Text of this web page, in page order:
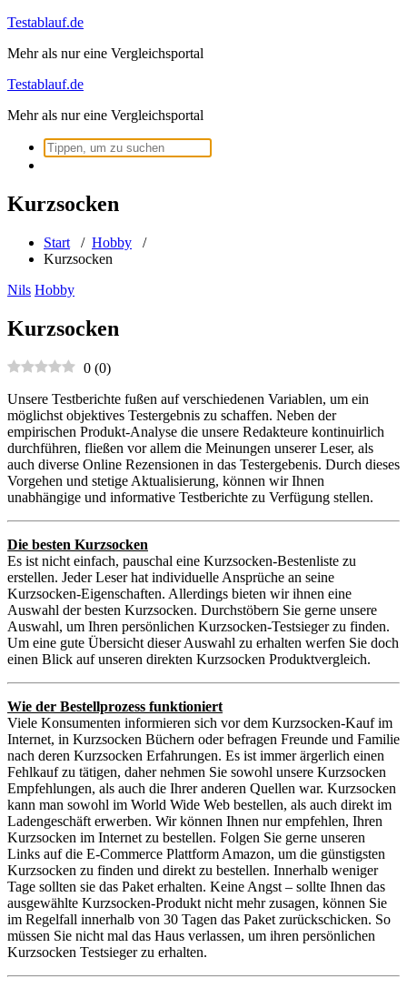
Zum
springen
Testablauf.de
Mehr als nur eine Vergleichsportal
Testablauf.de
Mehr als nur eine Vergleichsportal
Suchen
nach:
Kurzsocken
Start / Hobby /
Kurzsocken
Nils Hobby
Kurzsocken
0 (0)
Unsere Testberichte fußen auf verschiedenen Variablen, um ein
möglichst objektives Testergebnis zu schaffen. Neben der
empirischen Produkt-Analyse die unsere Redakteure kontinuirlich
durchführen, fließen vor allem die Meinungen unserer Leser, als
auch diverse Online Rezensionen in das Testergebenis. Durch dieses
Vorgehen und stetige Aktualisierung, können wir Ihnen
unabhängige und informative Testberichte zu Verfügung stellen.
Die besten Kurzsocken
Es ist nicht einfach, pauschal eine Kurzsocken-Bestenliste zu
erstellen. Jeder Leser hat individuelle Ansprüche an seine
Kurzsocken-Eigenschaften. Allerdings bieten wir ihnen eine
Auswahl der besten Kurzsocken. Durchstöbern Sie gerne unsere
Auswahl, um Ihren persönlichen Kurzsocken-Testsieger zu finden.
Um eine gute Übersicht dieser Auswahl zu erhalten werfen Sie doch
einen Blick auf unseren direkten Kurzsocken Produktvergleich.
Wie der Bestellprozess funktioniert
Viele Konsumenten informieren sich vor dem Kurzsocken-Kauf im
Internet, in Kurzsocken Büchern oder befragen Freunde und Familie
nach deren Kurzsocken Erfahrungen. Es ist immer ärgerlich einen
Fehlkauf zu tätigen, daher nehmen Sie sowohl unsere Kurzsocken
Empfehlungen, als auch die Ihrer anderen Quellen war. Kurzsocken
kann man sowohl im World Wide Web bestellen, als auch direkt im
Ladengeschäft erwerben. Wir können Ihnen nur empfehlen, Ihren
Kurzsocken im Internet zu bestellen. Folgen Sie gerne unseren
Links auf die E-Commerce Plattform Amazon, um die günstigsten
Kurzsocken zu finden und direkt zu bestellen. Innerhalb weniger
Tage sollten sie das Paket erhalten. Keine Angst – sollte Ihnen das
ausgewählte Kurzsocken-Produkt nicht mehr zusagen, können Sie
im Regelfall innerhalb von 30 Tagen das Paket zurückschicken. So
müssen Sie nicht mal das Haus verlassen, um ihren persönlichen
Kurzsocken Testsieger zu erhalten.